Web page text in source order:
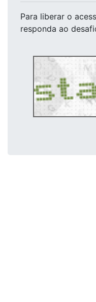
Para liberar o
responda ao